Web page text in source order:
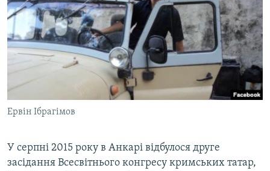
Ервін Ібрагімов
У серпні 2015 року в Анкарі відбулося друге
засідання Всесвітнього конгресу кримських татар,